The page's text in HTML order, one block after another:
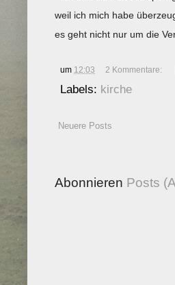
weil ich mich habe
es geht nicht nur um die
um 12:03 2 Kommentare:
Labels: kirche
Neuere Posts
Abonnieren Posts